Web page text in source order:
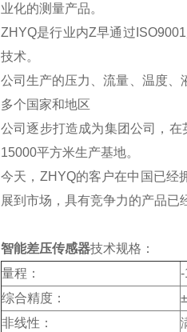
业化的测量产品。
ZHYQ是行业内Z早通过
技术。
公司生产的压力、流量、温度、
多个国家和地区
公司逐步打造成为集团公司，
15000平方米生产基地。
今天，ZHYQ的客户在中国已经
展到市场，具有竞争力的产品已
智能差压传感器技术规格：
量程：
-
综合精度：
非线性：